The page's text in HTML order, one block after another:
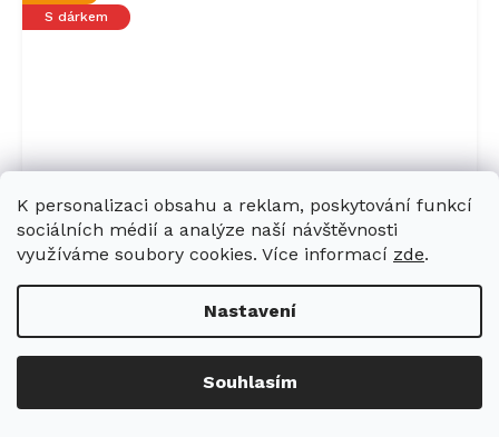
K personalizaci obsahu a reklam, poskytování funkcí
sociálních médií a analýze naší návštěvnosti
využíváme soubory cookies. Více informací zde.
Nastavení
Souhlasím
S dárkem
Konvektomat XXL MIELE DGC 7865
HCX Pro Obsidian černá